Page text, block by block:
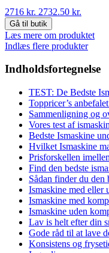
2716 kr. 2732.50 kr.
Gå til butik
Læs mere om produktet
Indlæs flere produkter
Indholdsfortegnelse
TEST: De Bedste
Toppricer’s
Sammenligning og
Vores test af
Bedste Ismaskine
Hvilket Ismaskine
Prisforskellen
Find den bedste
Sådan finder du den
Ismaskine med eller
Ismaskine med
Ismaskine uden
Lav is helt efter din
Gode råd til at lave
Konsistens og